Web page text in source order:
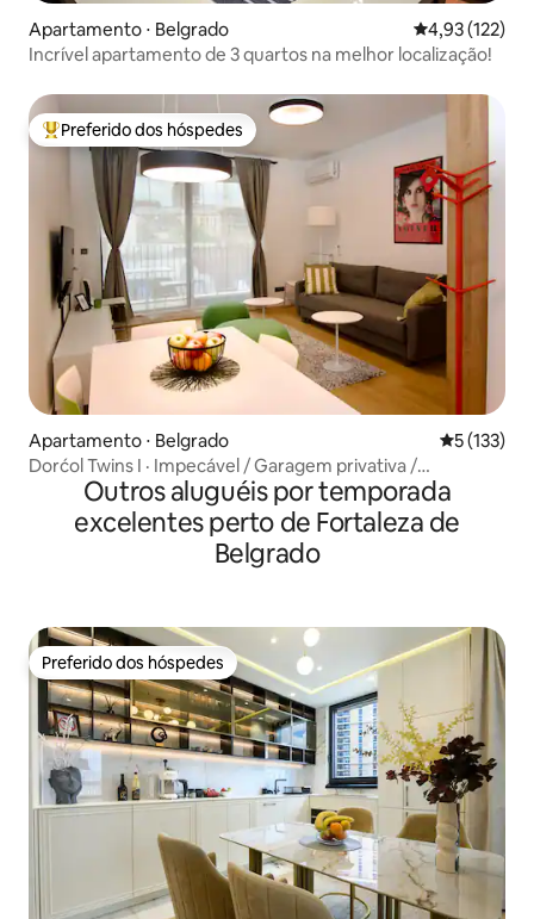
Apartamento ⋅ Belgrado 4,93 de uma
4,93 (122)
Incrível apartamento de 3 quartos na melhor localização!
Entre os melhores preferidos dos hóspedes
Preferido dos hóspedes
Apartamento ⋅ Belgrado 5 de uma
5 (133)
Dorćol Twins I · Impecável / Garagem privativa /
Carregador para veículos elétricos
Outros aluguéis por temporada
excelentes perto de Fortaleza de
Belgrado
Preferido dos hóspedes
Preferido dos hóspedes